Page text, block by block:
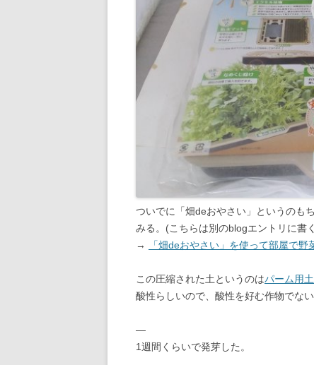
ついでに「畑deおやさい」というのも
みる。(こちらは別のblogエントリに書
→
「畑deおやさい」を使って部屋で野
この圧縮された土というのはパーム用土
酸性らしいので、酸性を好む作物でな
—
1週間くらいで発芽した。